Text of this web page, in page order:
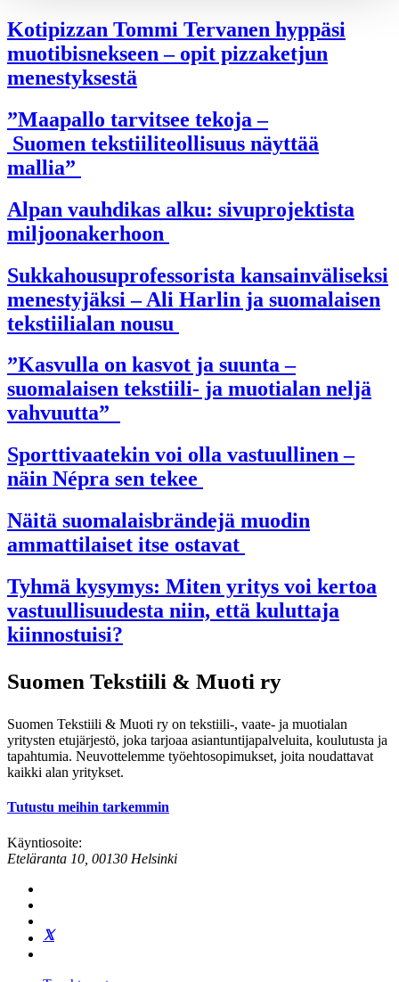
Kotipizzan Tommi Tervanen hyppäsi
muotibisnekseen – opit pizzaketjun
menestyksestä
”Maapallo tarvitsee tekoja –
Suomen tekstiiliteollisuus näyttää
mallia”
Alpan vauhdikas alku: sivuprojektista
miljoonakerhoon
Sukkahousuprofessorista kansainväliseksi
menestyjäksi – Ali Harlin ja suomalaisen
tekstiilialan nousu
”Kasvulla on kasvot ja suunta –
suomalaisen tekstiili- ja muotialan neljä
vahvuutta”
Sporttivaatekin voi olla vastuullinen –
näin Népra sen tekee
Näitä suomalaisbrändejä muodin
ammattilaiset itse ostavat
Tyhmä kysymys: Miten yritys voi kertoa
vastuullisuudesta niin, että kuluttaja
kiinnostuisi?
Suomen Tekstiili & Muoti ry
Suomen Tekstiili & Muoti ry on tekstiili-, vaate- ja muotialan
yritysten etujärjestö, joka tarjoaa asiantuntijapalveluita, koulutusta ja
tapahtumia. Neuvottelemme työehtosopimukset, joita noudattavat
kaikki alan yritykset.
Tutustu meihin tarkemmin
Käyntiosoite:
Eteläranta 10, 00130 Helsinki